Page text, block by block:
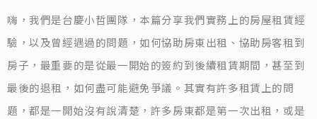
嗨，我們是台慶小哲團隊，本篇分享我們實務上的房屋租賃經
驗，以及曾經遇過的問題，如何協助房東出租、協助房客租到
房子，最重要的是從最一開始的簽約到後續租賃期間，甚至到
最後的退租，如何盡可能避免爭議。其實有許多租賃上的問
題，都是一開始沒有說清楚，許多房東都是第一次出租，或是